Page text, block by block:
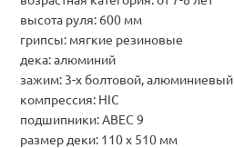
высота руля: 600 мм
грипсы: мягкие резиновые
дека: алюминий
зажим: 3-х болтовой, алюминиевый
компрессия: HIC
подшипники: ABEC 9
размер деки: 110 х 510 мм